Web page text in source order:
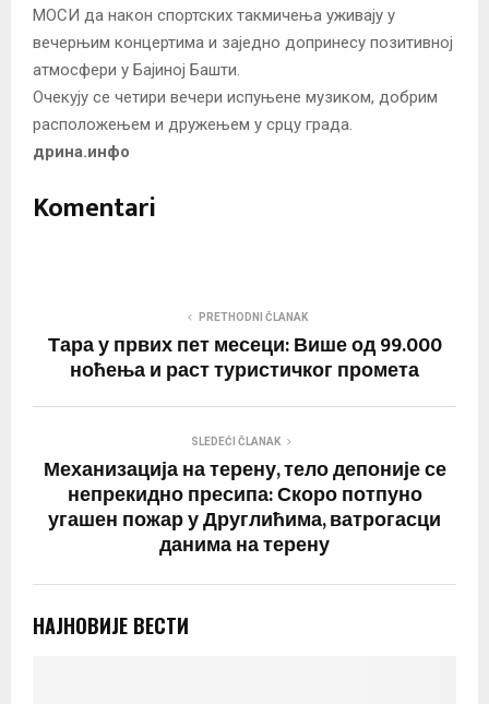
МОСИ да након спортских такмичења уживају у
вечерњим концертима и заједно допринесу позитивној
атмосфери у Бајиној Башти.
Очекују се четири вечери испуњене музиком, добрим
расположењем и дружењем у срцу града.
дрина.инфо
Komentari
PRETHODNI ČLANAK
Тара у првих пет месеци: Више од 99.000
ноћења и раст туристичког промета
SLEDEĆI ČLANAK
Механизација на терену, тело депоније се
непрекидно пресипа: Скоро потпуно
угашен пожар у Друглићима, ватрогасци
данима на терену
НАЈНОВИЈЕ ВЕСТИ